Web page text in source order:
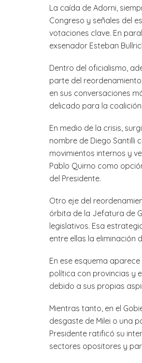
La caída de Adorni,
Congreso y señales del
votaciones clave. En
exsenador Esteban
Dentro del oficialismo,
parte del
en sus conversaciones
delicado para la
En medio de la crisis,
nombre de Diego Santilli
movimientos internos y
Pablo Quirno como
del Presidente.
Otro eje del
órbita de la Jefatura de
legislativos. Esa
entre ellas la eliminación
En ese esquema
política con provincias y
debido a sus propias
Mientras tanto, en el
desgaste de Milei o una
Presidente ratificó su
sectores opositores y